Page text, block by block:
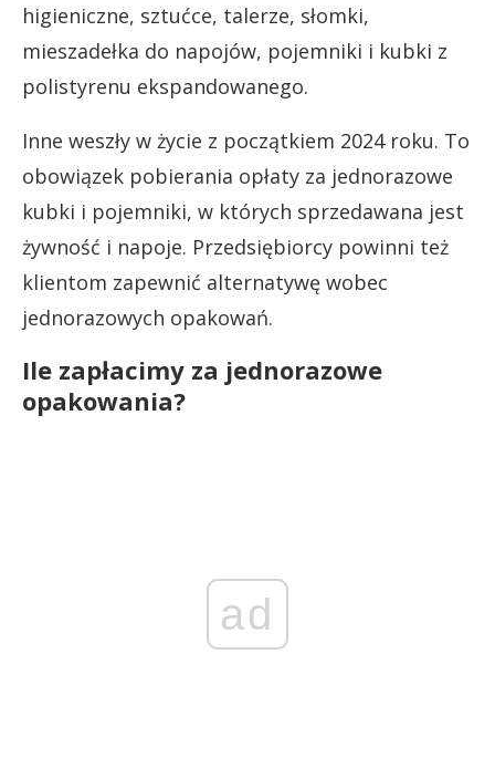
higieniczne, sztućce, talerze, słomki,
mieszadełka do napojów, pojemniki i kubki z
polistyrenu ekspandowanego.
Inne weszły w życie z początkiem 2024 roku. To
obowiązek pobierania opłaty za jednorazowe
kubki i pojemniki, w których sprzedawana jest
żywność i napoje. Przedsiębiorcy powinni też
klientom zapewnić alternatywę wobec
jednorazowych opakowań.
Ile zapłacimy za jednorazowe
opakowania?
ad